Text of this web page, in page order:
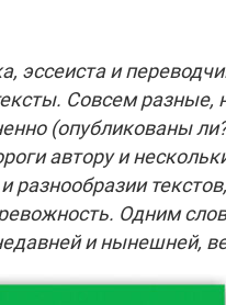
и
Совсем разные,
(опубликованы
автору и
разнообразии
Одним
и нынешней,